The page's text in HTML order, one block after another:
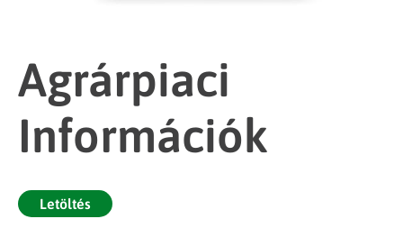
Agrárpiaci
Információk
Letöltés